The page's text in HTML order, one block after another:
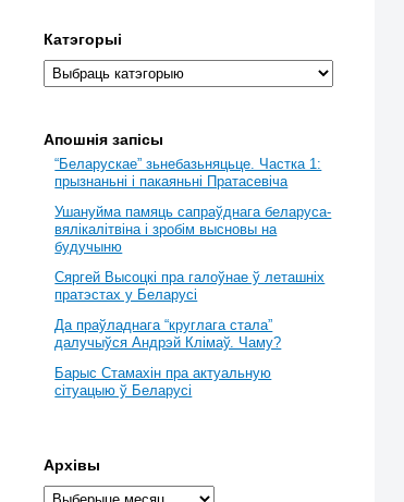
Катэгорыі
Апошнія запісы
“Беларускае” зьнебазьняцьце. Частка 1:
прызнаньні і пакаяньні Пратасевіча
Ушануйма памяць сапраўднага беларуса-
вялікалітвіна і зробім высновы на
будучыню
Сяргей Высоцкі пра галоўнае ў леташніх
пратэстах у Беларусі
Да праўладнага “круглага стала”
далучыўся Андрэй Клімаў. Чаму?
Барыс Стамахін пра актуальную
сітуацыю ў Беларусі
Архівы